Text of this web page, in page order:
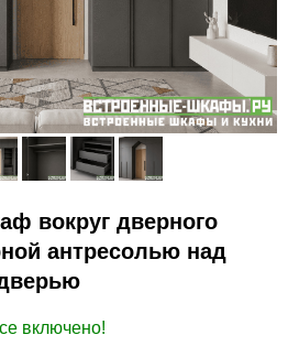
вокруг дверного
антресолью над
включено!